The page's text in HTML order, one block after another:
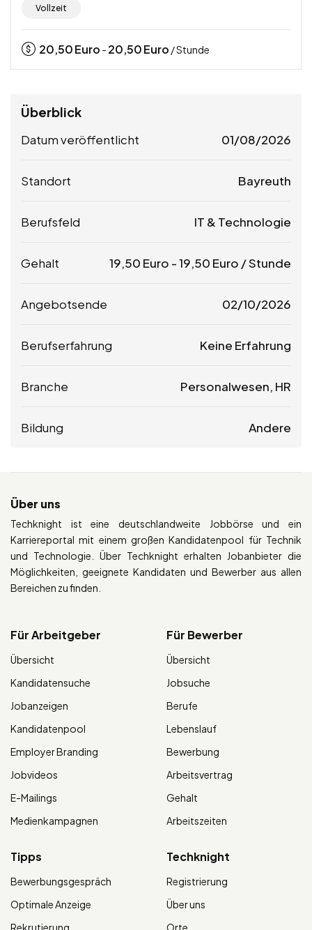
Vollzeit
20,50Euro - 20,50Euro / Stunde
Überblick
Datum veröffentlicht 01/08/2026
Standort Bayreuth
Berufsfeld IT & Technologie
Gehalt 19,50 Euro -19,50 Euro / Stunde
Angebotsende 02/10/2026
Berufserfahrung Keine Erfahrung
Branche Personalwesen, HR
Bildung Andere
Über uns
Techknight ist eine deutschlandweite Jobbörse und ein
Karriereportal mit einem großen Kandidatenpool für Technik
und Technologie. Über Techknight erhalten Jobanbieter die
Möglichkeiten, geeignete Kandidaten und Bewerber aus allen
Bereichen zu finden.
Für Arbeitgeber
Übersicht
Kandidatensuche
Jobanzeigen
Kandidatenpool
Employer Branding
Jobvideos
E-Mailings
Medienkampagnen
Für Bewerber
Übersicht
Jobsuche
Berufe
Lebenslauf
Bewerbung
Arbeitsvertrag
Gehalt
Arbeitszeiten
Tipps
Bewerbungsgespräch
Optimale Anzeige
Rekrutierung
Techknight
Registrierung
Über uns
Orte